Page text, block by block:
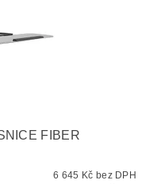
FIBER
6 645 Kč bez DPH